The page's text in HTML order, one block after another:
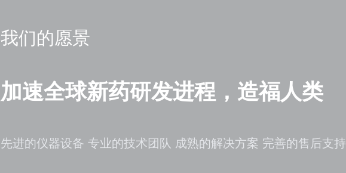
我们的愿景
加速全球新药研发进程，造福人类
先进的仪器设备 专业的技术团队 成熟的解决方案 完善的售后支持